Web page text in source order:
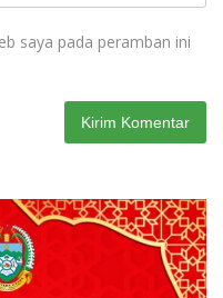
saya pada peramban ini